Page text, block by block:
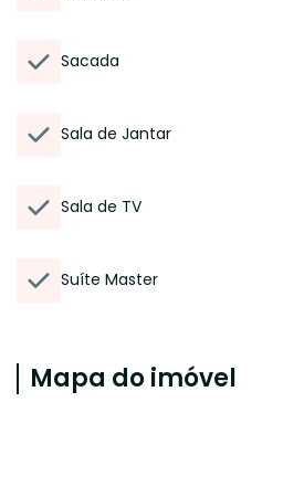
Sacada
Sala de Jantar
Sala de TV
Suíte Master
Mapa do imóvel